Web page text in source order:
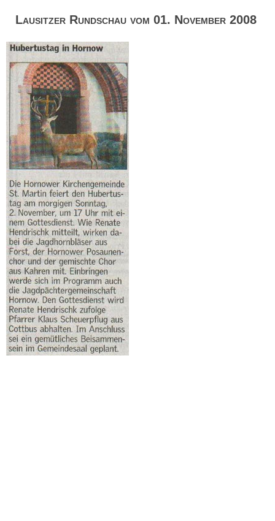
Lausitzer Rundschau vom 01. November 2008